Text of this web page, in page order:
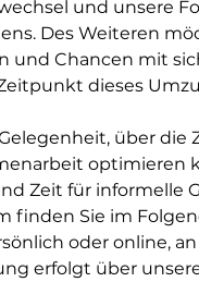
und unsere
Des Weiteren
Chancen mit
dieses
über
optimieren
Zeit für informelle
finden Sie im
oder online,
erfolgt über